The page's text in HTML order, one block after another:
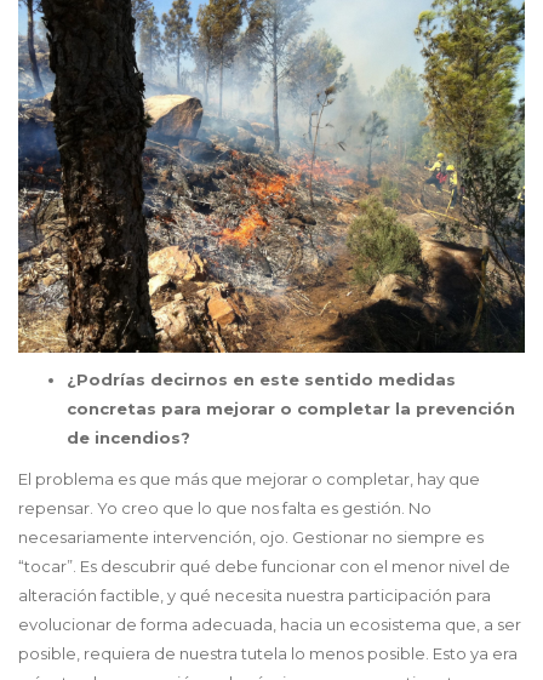
¿Podrías decirnos en este sentido medidas
concretas para mejorar o completar la prevención
de incendios?
El problema es que más que mejorar o completar, hay que
repensar. Yo creo que lo que nos falta es gestión. No
necesariamente intervención, ojo. Gestionar no siempre es
“tocar”. Es descubrir qué debe funcionar con el menor nivel de
alteración factible, y qué necesita nuestra participación para
evolucionar de forma adecuada, hacia un ecosistema que, a ser
posible, requiera de nuestra tutela lo menos posible. Esto ya era